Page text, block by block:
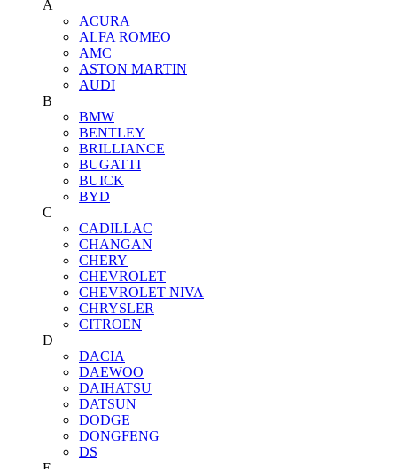
A
ACURA
ALFA ROMEO
AMC
ASTON MARTIN
AUDI
B
BMW
BENTLEY
BRILLIANCE
BUGATTI
BUICK
BYD
C
CADILLAC
CHANGAN
CHERY
CHEVROLET
CHEVROLET NIVA
CHRYSLER
CITROEN
D
DACIA
DAEWOO
DAIHATSU
DATSUN
DODGE
DONGFENG
DS